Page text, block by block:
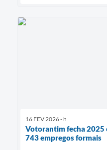
16 FEV 2026 - h
Votorantim fecha 2025
743 empregos formais